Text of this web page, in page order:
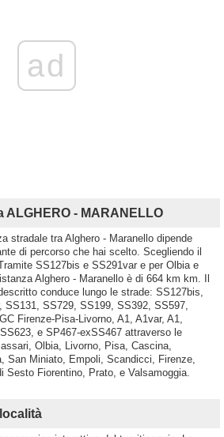
ad
ALGHERO - MARANELLO
stradale tra Alghero - Maranello dipende
di percorso che hai scelto. Scegliendo il
SS127bis e SS291var e per Olbia e
Alghero - Maranello è di 664 km km. Il
conduce lungo le strade: SS127bis,
SS131, SS729, SS199, SS392, SS597,
Firenze-Pisa-Livorno, A1, A1var, A1,
e SP467-exSS467 attraverso le
Olbia, Livorno, Pisa, Cascina,
San Miniato, Empoli, Scandicci, Firenze,
Sesto Fiorentino, Prato, e Valsamoggia.